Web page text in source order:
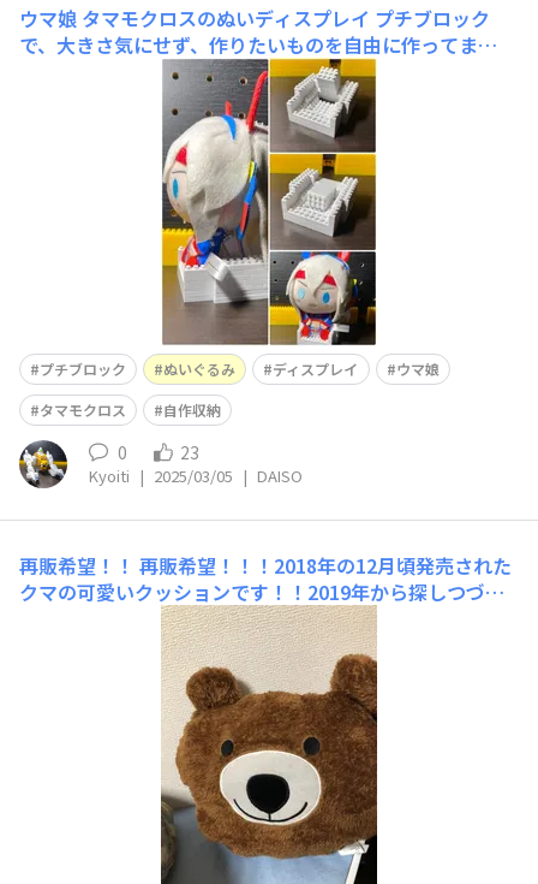
ウマ娘 タマモクロスのぬいディスプレイ プチブロック
で、大きさ気にせず、作りたいものを自由に作ってま
す。 写真は、ウマ娘 タマモクロスのぬいディスプレイに
なります。 頭に重心があって吊るす見せ方しか出来ない
かなと思ったので、椅子に座ってる感じにしたいなぁと思
い、作りました。 畳み込んでいる部分を起
プチブロック ぬいぐるみ ディスプレイ
ウマ娘
タマモクロス
自作収納
0 23
Kyoiti | 2025/03/05 | DAISO
再販希望！！ 再販希望！！！2018年の12月頃発売された
クマの可愛いクッションです！！2019年から探しつづけ
ますが、フリマアプリやオークションでも出品されず、ず
っとずっと求めてます！どうしても欲しいです！ダイソー
さん、宜しくお願いします！！